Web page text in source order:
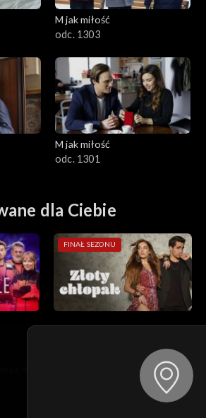
M jak miłość
odc. 1303
M jak miłość
odc. 1301
dla Ciebie
FINAŁ SEZONU